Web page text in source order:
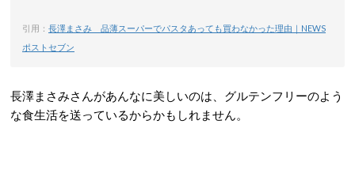
引用： 長澤まさみ 品薄スーパーでパスタあっても買わなかった理由｜NEWS
ポストセブン
長澤まさみさんがあんなに美しいのは、グルテンフリーのよう
な食生活を送っているからかもしれません。